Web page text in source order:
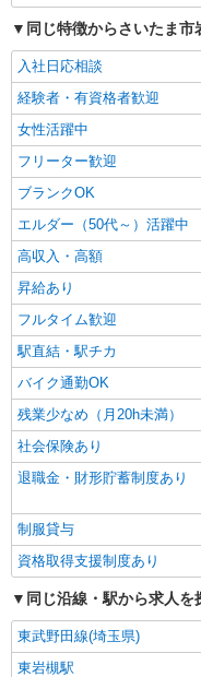
同じ特徴からさいたま
入社日応相談
経験者・有資格者歓迎
女性活躍中
フリーター歓迎
ブランクOK
エルダー（50代～）活躍中
高収入・高額
昇給あり
フルタイム歓迎
駅直結・駅チカ
バイク通勤OK
残業少なめ（月20h未満）
社会保険あり
退職金・財形貯蓄制度あり
制服貸与
資格取得支援制度あり
同じ沿線・駅から求人を
東武野田線(埼玉県)
東岩槻駅